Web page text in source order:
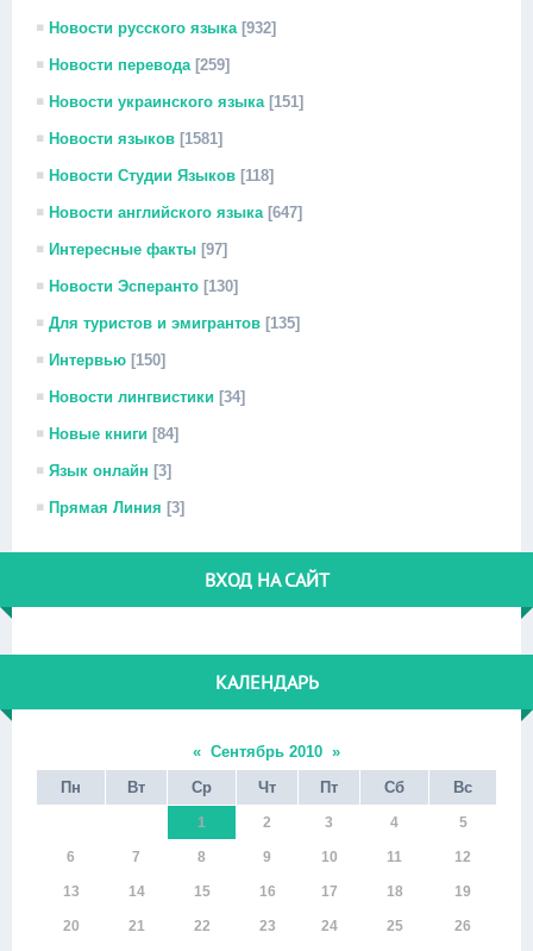
Новости русского языка [932]
Новости перевода [259]
Новости украинского языка [151]
Новости языков [1581]
Новости Студии Языков [118]
Новости английского языка [647]
Интересные факты [97]
Новости Эсперанто [130]
Для туристов и эмигрантов [135]
Интервью [150]
Новости лингвистики [34]
Новые книги [84]
Язык онлайн [3]
Прямая Линия [3]
ВХОД НА САЙТ
КАЛЕНДАРЬ
« Сентябрь 2010 »
Пн
Вт Ср Чт Пт Сб Вс
1 2 3 4 5
6 7 8 9 10 11 12
13 14 15 16 17 18 19
20 21 22 23 24 25 26